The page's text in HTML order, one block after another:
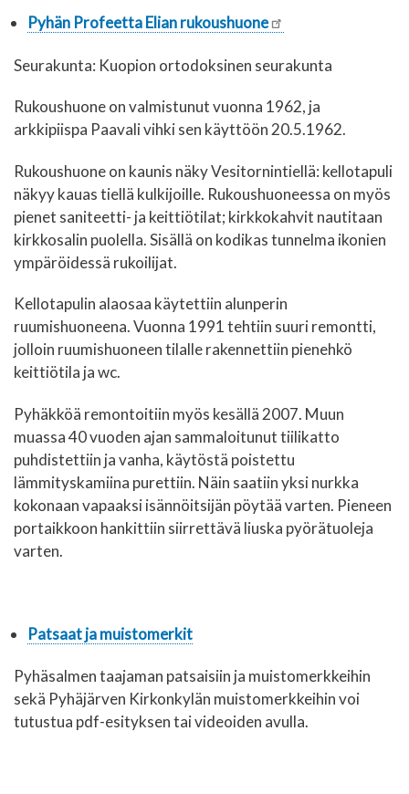
Pyhän Profeetta Elian rukoushuone
Seurakunta: Kuopion ortodoksinen seurakunta
Rukoushuone on valmistunut vuonna 1962, ja
arkkipiispa Paavali vihki sen käyttöön 20.5.1962.
Rukoushuone on kaunis näky Vesitornintiellä: kellotapuli
näkyy kauas tiellä kulkijoille. Rukoushuoneessa on myös
pienet saniteetti- ja keittiötilat; kirkkokahvit nautitaan
kirkkosalin puolella. Sisällä on kodikas tunnelma ikonien
ympäröidessä rukoilijat.
Kellotapulin alaosaa käytettiin alunperin
ruumishuoneena. Vuonna 1991 tehtiin suuri remontti,
jolloin ruumishuoneen tilalle rakennettiin pienehkö
keittiötila ja wc.
Pyhäkköä remontoitiin myös kesällä 2007. Muun
muassa 40 vuoden ajan sammaloitunut tiilikatto
puhdistettiin ja vanha, käytöstä poistettu
lämmityskamiina purettiin. Näin saatiin yksi nurkka
kokonaan vapaaksi isännöitsijän pöytää varten. Pieneen
portaikkoon hankittiin siirrettävä liuska pyörätuoleja
varten.
Patsaat ja muistomerkit
Pyhäsalmen taajaman patsaisiin ja muistomerkkeihin
sekä Pyhäjärven Kirkonkylän muistomerkkeihin voi
tutustua pdf-esityksen tai videoiden avulla.